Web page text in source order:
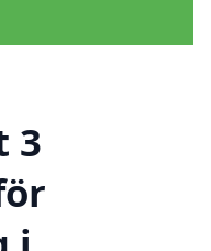
3